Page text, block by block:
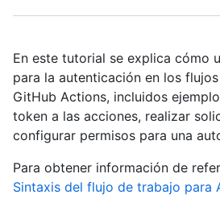
En este tutorial se explica cómo
para la autenticación en los
GitHub Actions, incluidos
token a las acciones, realizar
configurar permisos para una
Para obtener información de
Sintaxis del flujo de trabajo para